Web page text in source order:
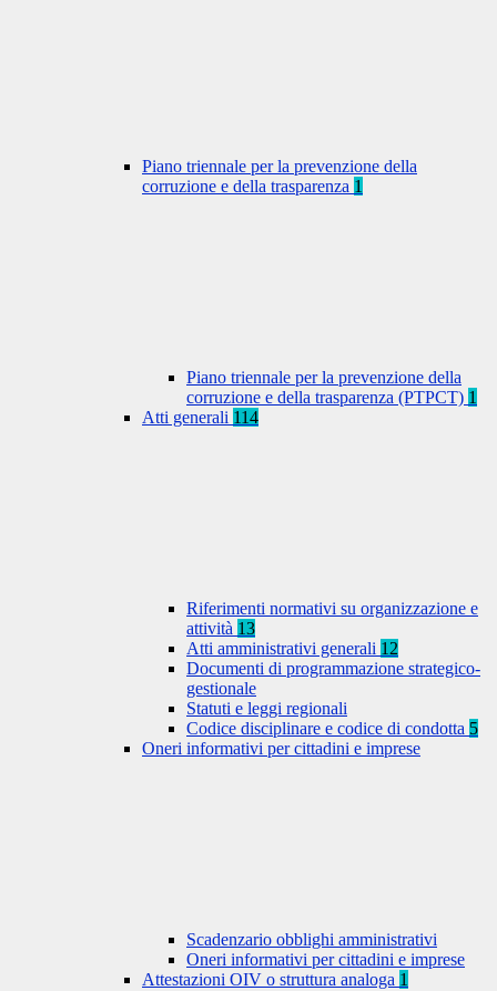
Piano triennale per la prevenzione della
corruzione e della trasparenza 1
Piano triennale per la prevenzione della
corruzione e della trasparenza (PTPCT) 1
Atti generali 114
Riferimenti normativi su organizzazione e
attività 13
Atti amministrativi generali 12
Documenti di programmazione strategico-
gestionale
Statuti e leggi regionali
Codice disciplinare e codice di condotta 5
Oneri informativi per cittadini e imprese
Scadenzario obblighi amministrativi
Oneri informativi per cittadini e imprese
Attestazioni OIV o struttura analoga 1